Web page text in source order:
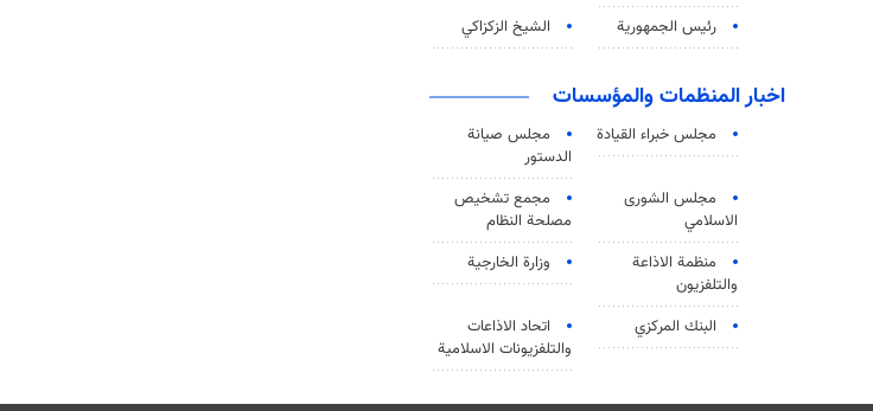
رئيس الجمهورية الشيخ الزكزاكي
اخبار المنظمات والمؤسسات
مجلس خبراء القيادة
مجلس صيانة
الدستور
مجلس الشورى
الاسلامي
مجمع تشخيص
مصلحة النظام
منظمة الاذاعة
والتلفزیون
وزارة الخارجية
البنك المركزي
اتحاد الاذاعات
والتلفزيونات الاسلامية